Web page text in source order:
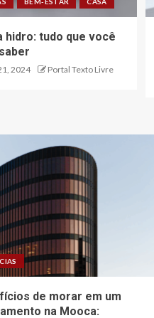
hidro: tudo que você
2024 Portal Texto Livre
de morar em um
na Mooca: